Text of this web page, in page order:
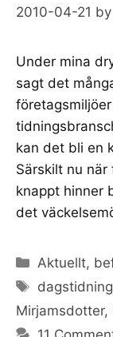
2010-04-21 by
Under mina
sagt det
kan det bli en
Särskilt nu
knappt hinner
det
Categories
Aktuellt,
Tags
dagstidning
Mirjamsdotter,